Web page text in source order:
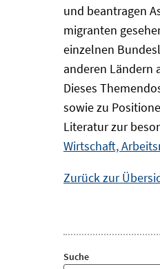
und beantragen
migranten
einzelnen
anderen Ländern
Dieses
sowie zu
Literatur zur
Wirtschaft,
Zurück zur
Suche